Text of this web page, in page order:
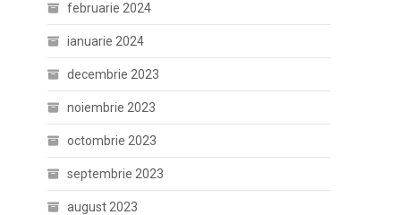
februarie 2024
ianuarie 2024
decembrie 2023
noiembrie 2023
octombrie 2023
septembrie 2023
august 2023